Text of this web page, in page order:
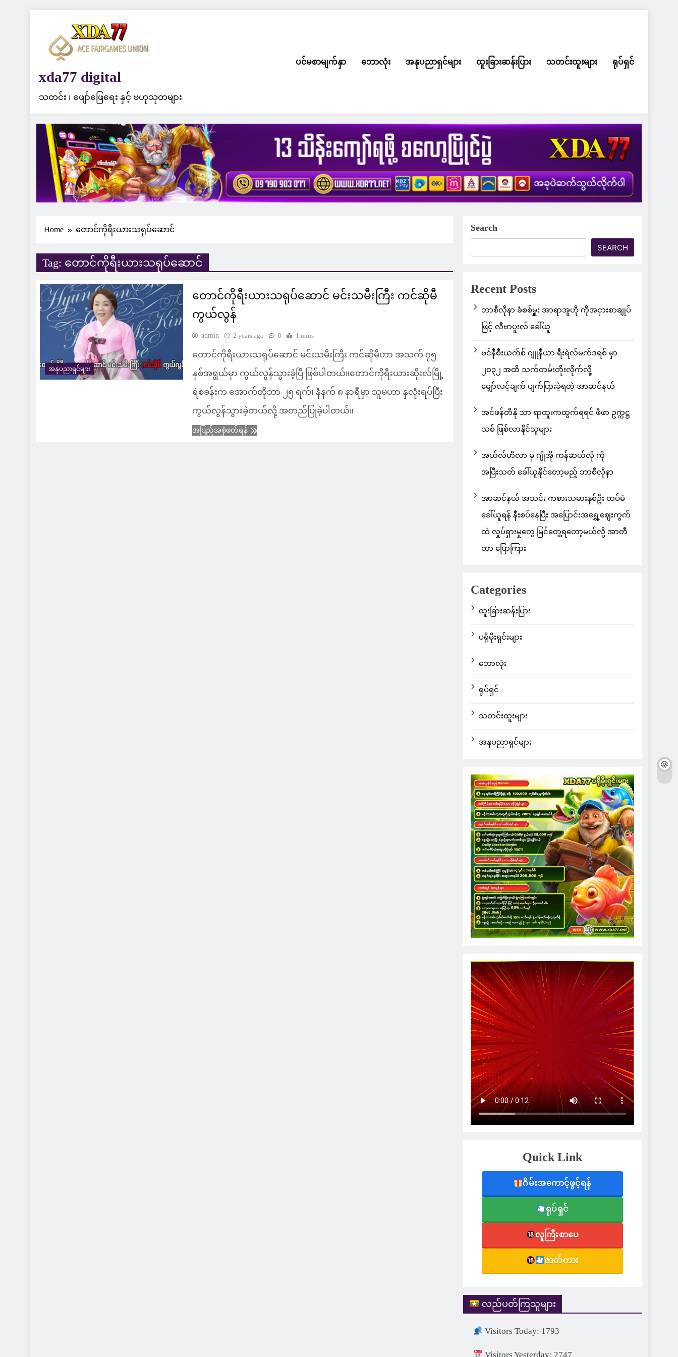
xda77 digital
သတင်း ၊ ဖျော်ဖြေရေး နှင့် ဗဟုသုတများ
ပင်မစာမျက်နှာ ဘောလုံး အနုပညာရှင်များ ထူးခြားဆန်းပြား သတင်းထူးများ ရုပ်ရှင်
Home တောင်ကိုရီးယားသရုပ်ဆောင်
Tag: တောင်ကိုရီးယားသရုပ်ဆောင်
အနုပညာရှင်များ
တောင်ကိုရီးယားသရုပ်ဆောင် မင်းသမီးကြီး ကင်ဆိုမီ
ကွယ်လွန်
admin 2 years ago 0 1 mins
တောင်ကိုရီးယားသရုပ်ဆောင် မင်းသမီးကြီး ကင်ဆိုမီဟာ အသက် ၇၅
နှစ်အရွယ်မှာ ကွယ်လွန်သွားခဲ့ပြီ ဖြစ်ပါတယ်။တောင်ကိုရီးယားဆိုးလ်မြို့
ရဲစခန်းက အောက်တိုဘာ ၂၅ ရက်၊ နံနက် ၈ နာရီမှာ သူမဟာ နှလုံးရပ်ပြီး
ကွယ်လွန်သွားခဲ့တယ်လို့ အတည်ပြုခဲ့ပါတယ်။
အပြည့်အစုံဖတ်ရန်
Search
SEARCH
Recent Posts
ဘာစီလိုနာ ခံစစ်မှူး အာရာအူဟို ကိုအငှားစာချုပ်
ဖြင့် လီဗာပူးလ် ခေါ်ယူ
ဗင်နီစီးယက်စ် ဂျူနီယာ ရီးရဲလ်မက်ဒရစ် မှာ
၂၀၃၂ အထိ သက်တမ်းတိုးလိုက်လို့
မျှော်လင့်ချက် ပျက်ပြားခဲ့ရတဲ့ အာဆင်နယ်
အင်ဖန်တီနို သာ ရာထူးကထွက်ရရင် ဖီဖာ ဥက္ကဋ္ဌ
သစ် ဖြစ်လာနိုင်သူများ
အယ်လ်ဟီလာ မှ ဂျိုအို ကန်ဆယ်လို ကို
အပြီးသတ် ခေါ်ယူနိုင်တော့မည့် ဘာစီလိုနာ
အာဆင်နယ် အသင်း ကစားသမားနှစ်ဦး ထပ်မံ
ခေါ်ယူရန် နီးစပ်နေပြီး အပြောင်းအရွှေ့ဈေးကွက်
ထဲ လှုပ်ရှားမှုတွေ မြင်တွေ့ရတော့မယ်လို့ အာတီ
တာ ပြောကြား
Categories
ထူးခြားဆန်းပြား
ပရိုမိုးရှင်းများ
ဘောလုံး
ရုပ်ရှင်
သတင်းထူးများ
အနုပညာရှင်များ
Quick Link
ဂိမ်းအကောင့်ဖွင့်ရန်
ရုပ်ရှင်
လူကြီးစာပေ
ဇာတ်ကား
လည်ပတ်ကြသူများ
Visitors Today: 1793
Visitors Yesterday: 2747